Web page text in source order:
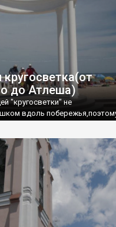
кругосветка(от
до Атлеша)
"кругосветки" не
вдоль